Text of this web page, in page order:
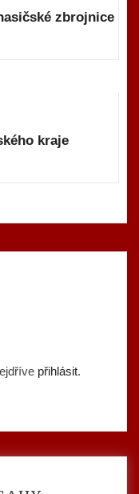
zbrojnice
kraje
přihlásit.